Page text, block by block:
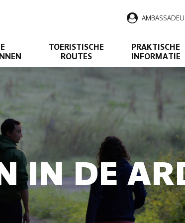
TOERISTISCHE
ROUTES
PRAKTISCHE
INFORMATIE
IN DE